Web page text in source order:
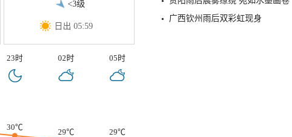
<3级
日出 05:59
23时 02时 05时
30℃
29℃ 29℃
广西钦州雨后双彩虹现身